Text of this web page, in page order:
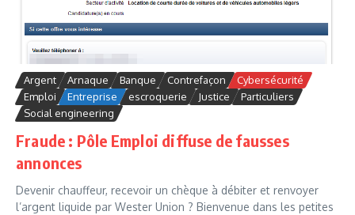
Argent Arnaque Banque Contrefaçon
Cybersécurité
Emploi
Entreprise escroquerie Justice
Particuliers
Social engineering
Fraude : Pôle Emploi diffuse de fausses
annonces
Devenir chauffeur, recevoir un chèque à débiter et renvoyer
l’argent liquide par Wester Union ? Bienvenue dans les petites